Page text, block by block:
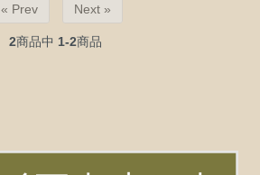
« Prev Next »
2商品中 1-2商品